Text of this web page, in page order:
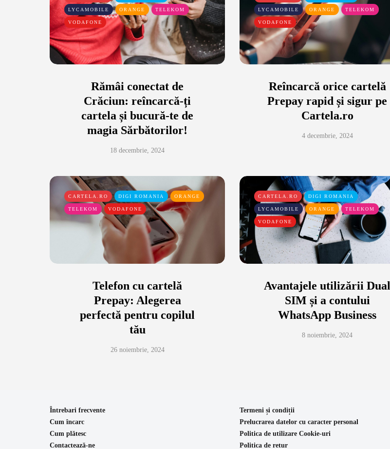
LYCAMOBILE ORANGE TELEKOM
VODAFONE
Rămâi conectat de
Crăciun: reîncarcă-ți
cartela și bucură-te de
magia Sărbătorilor!
18 decembrie, 2024
LYCAMOBILE ORANGE TELEKOM
VODAFONE
Reîncarcă orice cartelă
Prepay rapid și sigur pe
Cartela.ro
4 decembrie, 2024
CARTELA.RO DIGI ROMANIA ORANGE
TELEKOM VODAFONE
Telefon cu cartelă
Prepay: Alegerea
perfectă pentru copilul
tău
26 noiembrie, 2024
CARTELA.RO DIGI ROMANIA
LYCAMOBILE ORANGE TELEKOM
VODAFONE
Avantajele utilizării Dual
SIM și a contului
WhatsApp Business
8 noiembrie, 2024
Întrebari frecvente
Cum încarc
Cum plătesc
Contactează-ne
Termeni și condiții
Prelucrarea datelor cu caracter personal
Politica de utilizare Cookie-uri
Politica de retur